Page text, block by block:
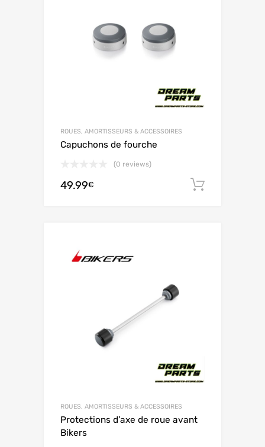
ROUES, AMORTISSEURS & ACCESSOIRES
Capuchons de fourche
(0 reviews)
49.99€
ROUES, AMORTISSEURS & ACCESSOIRES
Protections d’axe de roue avant
Bikers